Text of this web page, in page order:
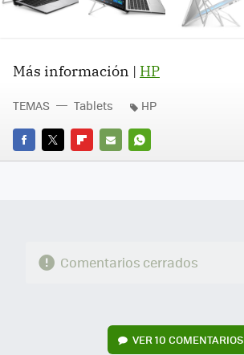
Más información | HP
FACEBOOK
TWITTERFLIPBOARD
E-
WHATSAPP
TEMAS Tablets HP
Comentarios cerrados
VER 10 COMENTARIOS